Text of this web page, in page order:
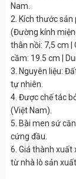
Nam.
2. Kích thước
(Đường kính
thân nồi: 7,5 cm |
cầm: 19.5 cm |
3. Nguyên liệu:
tự nhiên.
4. Được chế tác
(Việt Nam).
5. Bài men sứ
cứng đầu.
6. Giá thành
từ nhà lò sản